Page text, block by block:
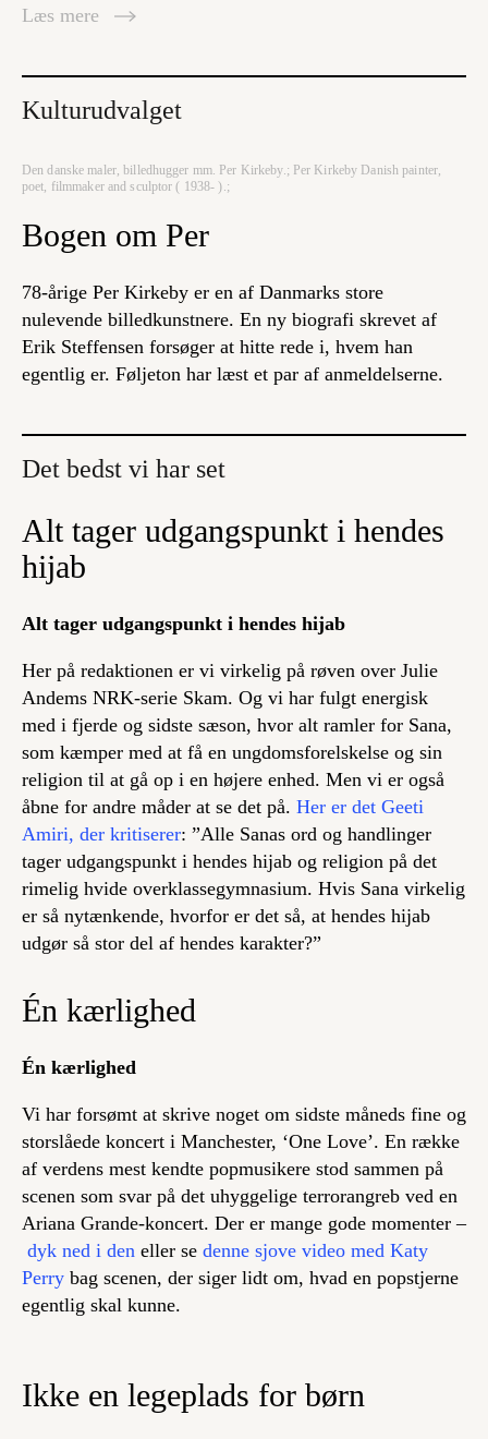
Læs mere
Kulturudvalget
Den danske maler, billedhugger mm. Per Kirkeby.; Per Kirkeby Danish painter,
poet, filmmaker and sculptor ( 1938- ).;
Bogen om Per
78-årige Per Kirkeby er en af Danmarks store
nulevende billedkunstnere. En ny biografi skrevet af
Erik Steffensen forsøger at hitte rede i, hvem han
egentlig er. Føljeton har læst et par af anmeldelserne.
Det bedst vi har set
Alt tager udgangspunkt i hendes
hijab
Alt tager udgangspunkt i hendes hijab
Her på redaktionen er vi virkelig på røven over Julie
Andems NRK-serie Skam. Og vi har fulgt energisk
med i fjerde og sidste sæson, hvor alt ramler for Sana,
som kæmper med at få en ungdomsforelskelse og sin
religion til at gå op i en højere enhed. Men vi er også
åbne for andre måder at se det på. Her er det Geeti
Amiri, der kritiserer: ”Alle Sanas ord og handlinger
tager udgangspunkt i hendes hijab og religion på det
rimelig hvide overklassegymnasium. Hvis Sana virkelig
er så nytænkende, hvorfor er det så, at hendes hijab
udgør så stor del af hendes karakter?”
Én kærlighed
Én kærlighed
Vi har forsømt at skrive noget om sidste måneds fine og
storslåede koncert i Manchester, ‘One Love’. En række
af verdens mest kendte popmusikere stod sammen på
scenen som svar på det uhyggelige terrorangreb ved en
Ariana Grande-koncert. Der er mange gode momenter –
dyk ned i den eller se denne sjove video med Katy
Perry bag scenen, der siger lidt om, hvad en popstjerne
egentlig skal kunne.
Ikke en legeplads for børn